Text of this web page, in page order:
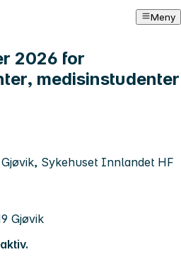
Meny
2026 for
medisinstudenter
Sykehuset Innlandet HF
Gjøvik